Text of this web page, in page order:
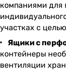
компаниями для
участках с
Ящики с
контейнеры
вентиляции